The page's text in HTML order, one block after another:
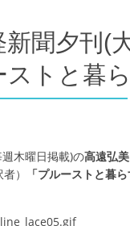
新聞夕刊
ストと暮
木曜日掲載)の高遠弘
）
「プルーストと暮